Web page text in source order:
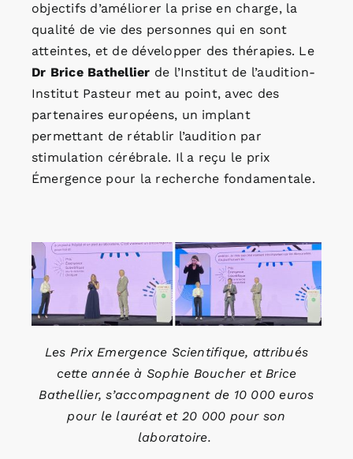
objectifs d’améliorer la prise en charge, la
qualité de vie des personnes qui en sont
atteintes, et de développer des thérapies. Le
Dr Brice Bathellier de l’Institut de l’audition-
Institut Pasteur met au point, avec des
partenaires européens, un implant
permettant de rétablir l’audition par
stimulation cérébrale. Il a reçu le prix
Émergence pour la recherche fondamentale.
Les Prix Emergence Scientifique, attribués
cette année à Sophie Boucher et Brice
Bathellier, s’accompagnent de 10 000 euros
pour le lauréat et 20 000 pour son
laboratoire.